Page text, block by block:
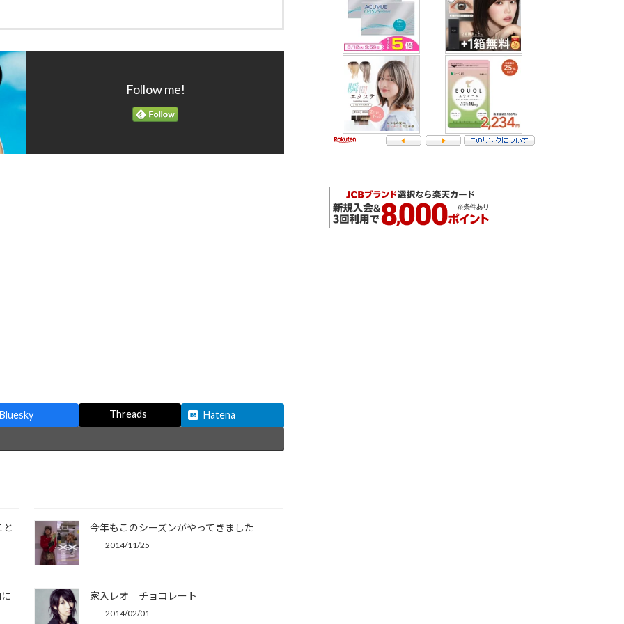
Follow me!
Threads Hatena
と 今年もこのシーズンがやってきました
2014/11/25
家入レオ チョコレート
2014/02/01